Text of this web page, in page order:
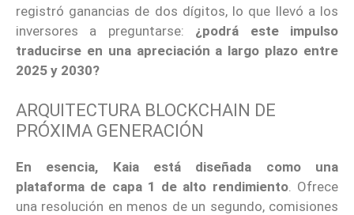
registró ganancias de dos dígitos, lo que llevó a los
inversores a preguntarse: ¿podrá este impulso
traducirse en una apreciación a largo plazo entre
2025 y 2030?
ARQUITECTURA BLOCKCHAIN DE
PRÓXIMA GENERACIÓN
En esencia, Kaia está diseñada como una
plataforma de capa 1 de alto rendimiento. Ofrece
una resolución en menos de un segundo, comisiones